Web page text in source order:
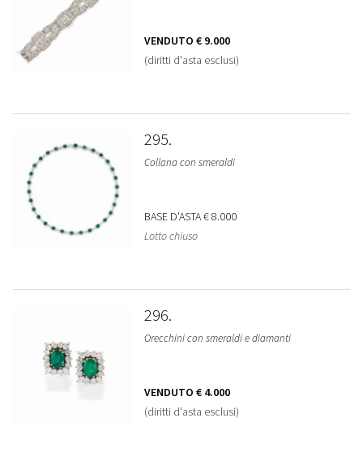
VENDUTO € 9.000
(diritti d'asta esclusi)
295
Collana con smeraldi
BASE D'ASTA€ 8.000
Lotto chiuso
296
Orecchini con smeraldi e diamanti
VENDUTO € 4.000
(diritti d'asta esclusi)